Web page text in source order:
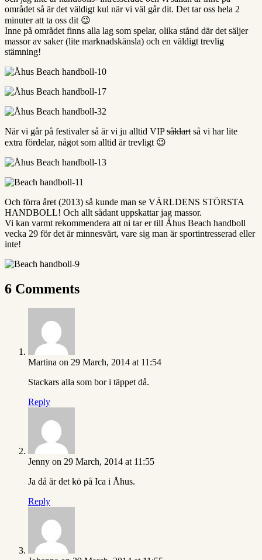
området så är det väldigt kul när vi väl går dit. Det tar oss hela 2
minuter att ta oss dit 😉
Inne på området finns alla lag som spelar, olika stånd där det säljer
massor av saker (lite marknadskänsla) och en väldigt trevlig
stämning!
När vi går på festivaler så är vi ju alltid VIPsåklart så vi har lite
extra fördelar, något som alltid är trevligt 😉
Och förra året (2013) så kunde man se VÄRLDENS STÖRSTA
HANDBOLL! Och allt sådant uppskattar jag massor.
Vi kan varmt rekommendera att ni tar er till Åhus Beach handboll
vecka 29 för det är minnesvärt, vare sig man är sportintresserad eller
inte!
6 Comments
Martina on 29 March, 2014 at 11:54
Stackars alla som bor i täppet då.
Reply
Jenny on 29 March, 2014 at 11:55
Ja då är det kö på Ica i Åhus.
Reply